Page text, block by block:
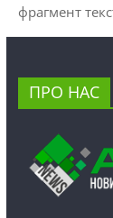
фрагмент
ПРО НАС